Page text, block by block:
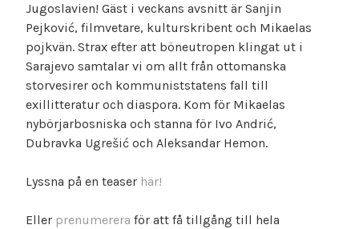
Jugoslavien! Gäst i veckans avsnitt är Sanjin
Pejković, filmvetare, kulturskribent och Mikaelas
pojkvän. Strax efter att böneutropen klingat ut i
Sarajevo samtalar vi om allt från ottomanska
storvesirer och kommuniststatens fall till
exillitteratur och diaspora. Kom för Mikaelas
nybörjarbosniska och stanna för Ivo Andrić,
Dubravka Ugrešić och Aleksandar Hemon.
Lyssna på en teaser här!
Eller prenumerera för att få tillgång till hela